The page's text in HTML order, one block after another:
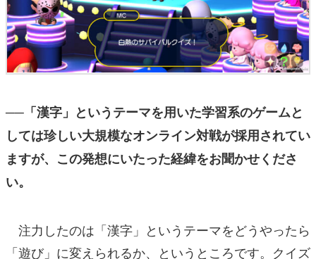
──「漢字」というテーマを用いた学習系のゲームと
しては珍しい大規模なオンライン対戦が採用されてい
ますが、この発想にいたった経緯をお聞かせくださ
い。
注力したのは「漢字」というテーマをどうやったら
「遊び」に変えられるか、というところです。クイズ